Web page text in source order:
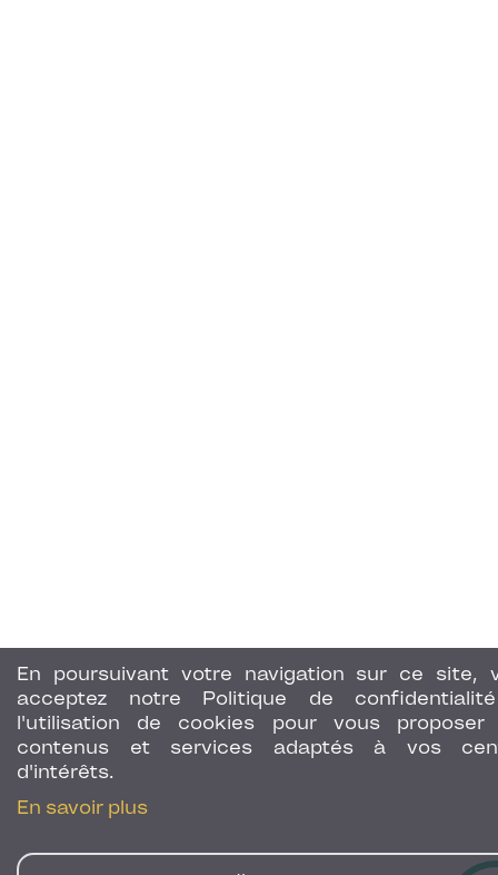
En poursuivant votre navigation sur ce site,
acceptez notre Politique de
l'utilisation de cookies pour vous proposer
contenus et services adaptés à vos
d'intérêts.
En savoir plus